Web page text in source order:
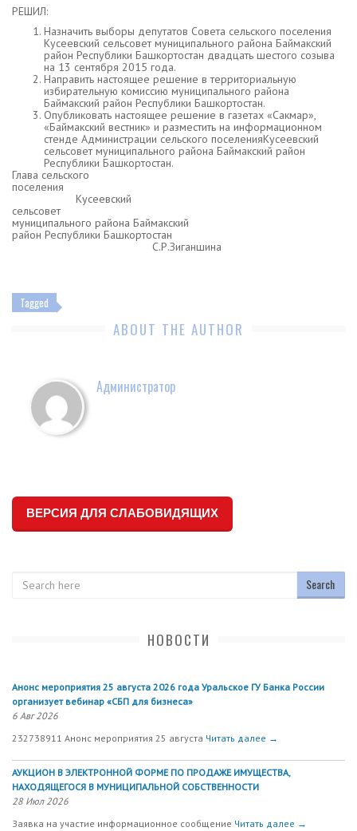
РЕШИЛ:
Назначить выборы депутатов Совета сельского поселения
Кусеевский сельсовет муниципального района Баймакский
район Республики Башкортостан двадцать шестого созыва
на 13 сентября 2015 года.
Направить настоящее решение в территориальную
избирательную комиссию муниципального района
Баймакский район Республики Башкортостан.
Опубликовать настоящее решение в газетах «Сакмар»,
«Баймакский вестник» и разместить на информационном
стенде Администрации сельского поселенияКусеевский
сельсовет муниципального района Баймакский район
Республики Башкортостан.
Глава сельского
поселения
Кусеевский
сельсовет
муниципального района Баймакский
район Республики Башкортостан
С.Р.Зиганшина
Tagged
ABOUT THE AUTHOR
Администратор
ВЕРСИЯ ДЛЯ СЛАБОВИДЯЩИХ
НОВОСТИ
Анонс мероприятия 25 августа 2026 года Уральское ГУ Банка России
организует вебинар «СБП для бизнеса»
6 Авг 2026
232738911 Анонс мероприятия 25 августа Читать далее →
АУКЦИОН В ЭЛЕКТРОННОЙ ФОРМЕ ПО ПРОДАЖЕ ИМУЩЕСТВА,
НАХОДЯЩЕГОСЯ В МУНИЦИПАЛЬНОЙ СОБСТВЕННОСТИ
28 Июл 2026
Заявка на участие информационное сообщение Читать далее →